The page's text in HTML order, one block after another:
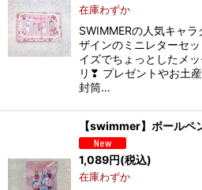
在庫わずか
SWIMMERの人気キャ
ザインのミニレターセ
イズでちょっとしたメ
リ❣ プレゼントやお土
封筒…
【swimmer】ボール
1,089円(税込)
在庫わずか